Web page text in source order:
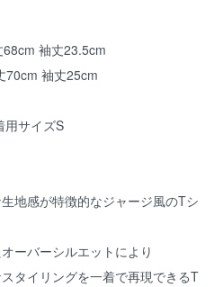
袖丈23.5cm
70cm 袖丈25cm
用サイズS
地感が特徴的なジャージ風のTシ
ーバーシルエットにより
タイリングを一着で再現できるT